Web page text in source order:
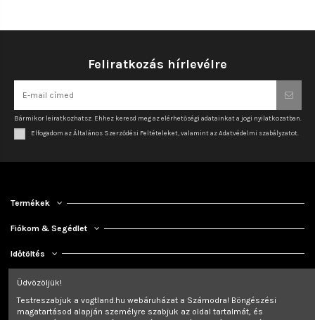
Feliratkozás hírlevélre
Bármikor leiratkozhatsz. Ehhez keresd meg az elérhetőségi adatainkat a jogi nyilatkozatban.
Elfogadom az Általános Szerződési Feltételeket, valamint az Adatvédelmi szabályzatot.
Termékek
Fiókom & Segédlet
Időtöltés
Kapcsolat
Üdvözöljük!
Testreszabjuk a vogtland.hu webáruházat a Számodra! Böngészési
magatartásod alapján személyre szabjuk az oldal tartalmát, és